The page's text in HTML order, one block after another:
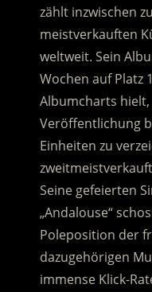
zählt inzwischen
meistverkauften
weltweit. Sein
Wochen auf Platz
Albumcharts
Veröffentlichung
Einheiten zu
Seine gefeierten
„Andalouse“
Poleposition der
dazugehörigen
immense Klick-